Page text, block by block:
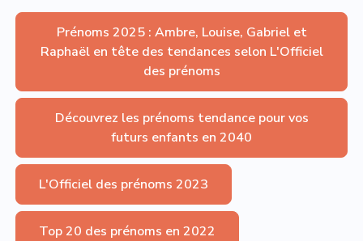
Prénoms 2025 : Ambre, Louise, Gabriel et
Raphaël en tête des tendances selon L'Officiel
des prénoms
Découvrez les prénoms tendance pour vos
futurs enfants en 2040
L'Officiel des prénoms 2023
Top 20 des prénoms en 2022